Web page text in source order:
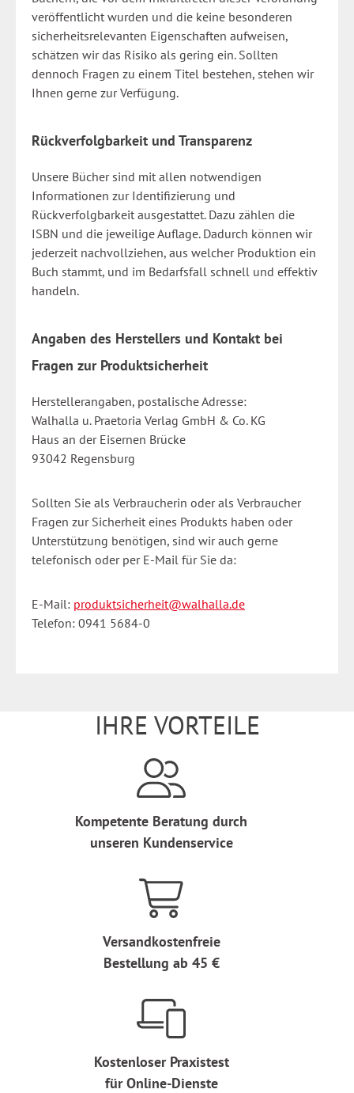
veröffentlicht wurden und die keine besonderen
sicherheitsrelevanten Eigenschaften aufweisen,
schätzen wir das Risiko als gering ein. Sollten
dennoch Fragen zu einem Titel bestehen, stehen wir
Ihnen gerne zur Verfügung.
Rückverfolgbarkeit und Transparenz
Unsere Bücher sind mit allen notwendigen
Informationen zur Identifizierung und
Rückverfolgbarkeit ausgestattet. Dazu zählen die
ISBN und die jeweilige Auflage. Dadurch können wir
jederzeit nachvollziehen, aus welcher Produktion ein
Buch stammt, und im Bedarfsfall schnell und effektiv
handeln.
Angaben des Herstellers und Kontakt bei
Fragen zur Produktsicherheit
Herstellerangaben, postalische Adresse:
Walhalla u. Praetoria Verlag GmbH & Co. KG
Haus an der Eisernen Brücke
93042 Regensburg
Sollten Sie als Verbraucherin oder als Verbraucher
Fragen zur Sicherheit eines Produkts haben oder
Unterstützung benötigen, sind wir auch gerne
telefonisch oder per E-Mail für Sie da:
E-Mail: produktsicherheit@walhalla.de
Telefon: 0941 5684-0
IHRE VORTEILE
Kompetente Beratung durch
unseren Kundenservice
Versandkostenfreie
Bestellung ab 45 €
Kostenloser Praxistest
für Online-Dienste